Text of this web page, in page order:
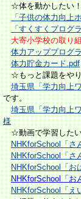
☆体を動かしたい！
「子供の体力向上
「すくすくプログ
大寄小学校の取り
体力アッププログ
体力貯金カード.pdf
☆もっと課題をや
埼玉県「学力向上
です。
埼玉県「学力向上
様
☆動画で学習した
NHKforSchool 「さ
NHKforSchool 「さ
NHKforSchool「お
NHKforSchool「お
NHKforSchool「え